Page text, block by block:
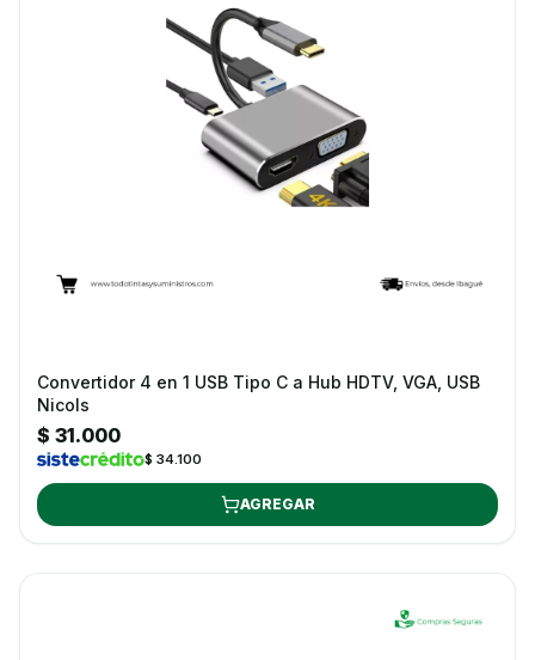
Convertidor 4 en 1 USB Tipo C a Hub HDTV, VGA, USB
Nicols
$ 31.000
$ 34.100
AGREGAR